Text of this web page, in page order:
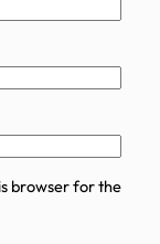
browser for the